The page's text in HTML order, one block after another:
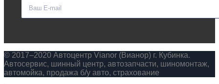
© 2017–2020 Автоцентр Vianor (Вианор) г. Кубинка.
Автосервис, шинный центр, автозапчасти, шиномонтаж,
автомойка, продажа б/у авто, страхование